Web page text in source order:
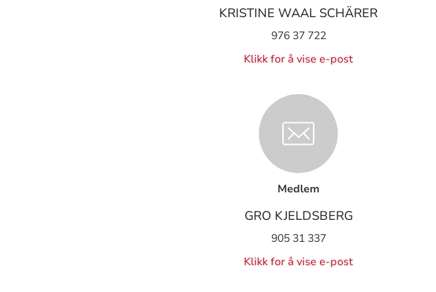
KRISTINE WAAL SCHÄRER
976 37 722
Klikk for å vise e-post
Medlem
GRO KJELDSBERG
905 31 337
Klikk for å vise e-post